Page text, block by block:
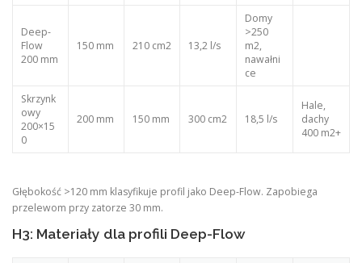
Deep-
Flow
200 mm
150 mm 210 cm2 13,2 l/s
Domy
>250
m2,
nawałni
ce
Skrzynk
owy
200×15
0
200 mm 150 mm 300 cm2 18,5 l/s
Hale,
dachy
400 m2+
Głębokość >120 mm klasyfikuje profil jako Deep-Flow. Zapobiega
przelewom przy zatorze 30 mm.
H3: Materiały dla profili Deep-Flow